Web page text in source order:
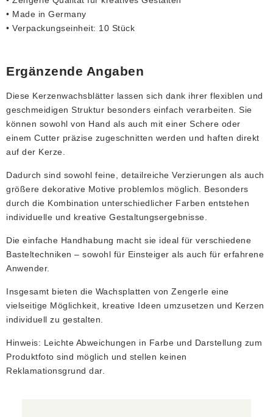
• Made in Germany
• Verpackungseinheit: 10 Stück
Ergänzende Angaben
Diese Kerzenwachsblätter lassen sich dank ihrer flexiblen und
geschmeidigen Struktur besonders einfach verarbeiten. Sie
können sowohl von Hand als auch mit einer Schere oder
einem Cutter präzise zugeschnitten werden und haften direkt
auf der Kerze.
Dadurch sind sowohl feine, detailreiche Verzierungen als auch
größere dekorative Motive problemlos möglich. Besonders
durch die Kombination unterschiedlicher Farben entstehen
individuelle und kreative Gestaltungsergebnisse.
Die einfache Handhabung macht sie ideal für verschiedene
Basteltechniken – sowohl für Einsteiger als auch für erfahrene
Anwender.
Insgesamt bieten die Wachsplatten von Zengerle eine
vielseitige Möglichkeit, kreative Ideen umzusetzen und Kerzen
individuell zu gestalten.
Hinweis: Leichte Abweichungen in Farbe und Darstellung zum
Produktfoto sind möglich und stellen keinen
Reklamationsgrund dar.